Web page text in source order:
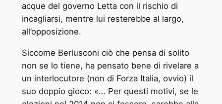
acque del governo Letta con il rischio di
incagliarsi, mentre lui resterebbe al largo,
all’opposizione.
Siccome Berlusconi ciò che pensa di solito
non se lo tiene, ha pensato bene di rivelare a
un interlocutore (non di Forza Italia, ovvio) il
suo doppio gioco: «… Per questi motivi, se le